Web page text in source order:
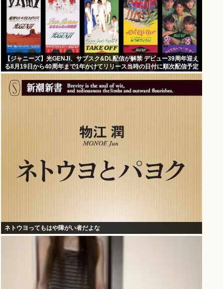
【ジャニーズ】光GENJI、サブスク&DL配信が解禁 デビュー39周年迎え
る8月19日から40周年まで1年かけてリリース当時の日付に順次配信予定
ネトウヨってもはや障がい者だよな